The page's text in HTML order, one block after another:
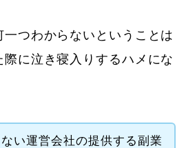
つわからないということは
際に泣き寝入りするハメにな
い運営会社の提供する副業